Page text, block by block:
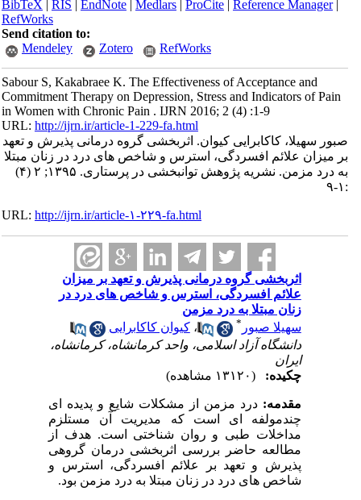
BibTeX|RIS|EndNote|Medlars|ProCite|Reference Manager
RefWorks
Send citation to:
Mendeley
Zotero RefWorks
Sabour S, Kakabraee K. The Effectiveness of Acceptance and
Commitment Therapy on Depression, Stress and Indicators of Pain
in Women with Chronic Pain . IJRN 2016; 2 (4) :1-9
URL:http://ijrn.ir/article-1-229-fa.html
صبور سهیلا، کاکابرایی کیوان. اثربخشی گروه درمانی پذیرش و تعهد
بر میزان علائم افسردگی، استرس و شاخص های درد در زنان مبتلا
به درد مزمن. نشریه پژوهش توانبخشی در پرستاری. ۱۳۹۵; ۲ (۴)
URL:http://ijrn.ir/article-۱-۲۲۹-fa.html
اثربخشی گروه درمانی پذیرش و تعهد بر میزان
علائم افسردگی، استرس و شاخص های درد در
زنان مبتلا به درد مزمن
سهیلا صبور
،کیوان کاکابرایی
دانشگاه آزاد اسلامی، واحد کرمانشاه، کرمانشاه،
ایران
چکیده:
مقدمه:درد مزمن از مشکلات شایع و پدیده ای
چندمولفه ای است که مدیریت آن مستلزم
مداخلات طبی و روان شناختی است. هدف از
مطالعه حاضر بررسی اثربخشی درمان گروهی
پذیرش و تعهد بر علائم افسردگی، استرس و
شاخص های درد در زنان مبتلا به درد مزمن بود.